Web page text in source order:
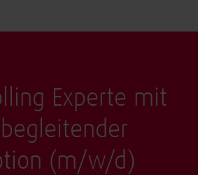
Experte mit
(m/w/d)